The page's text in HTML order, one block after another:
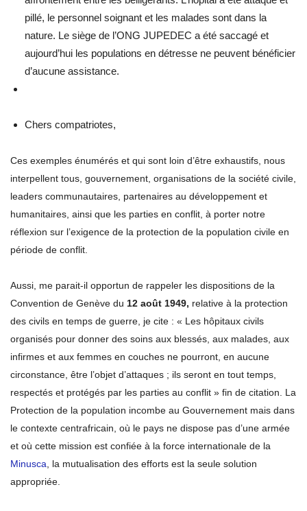
pillé, le personnel soignant et les malades sont dans la
nature. Le siège de l’ONG JUPEDEC a été saccagé et
aujourd’hui les populations en détresse ne peuvent bénéficier
d’aucune assistance.
Chers compatriotes,
Ces exemples énumérés et qui sont loin d’être exhaustifs, nous
interpellent tous, gouvernement, organisations de la société civile,
leaders communautaires, partenaires au développement et
humanitaires, ainsi que les parties en conflit, à porter notre
réflexion sur l’exigence de la protection de la population civile en
période de conflit.
Aussi, me parait-il opportun de rappeler les dispositions de la
Convention de Genève du 12 août 1949, relative à la protection
des civils en temps de guerre, je cite : « Les hôpitaux civils
organisés pour donner des soins aux blessés, aux malades, aux
infirmes et aux femmes en couches ne pourront, en aucune
circonstance, être l’objet d’attaques ; ils seront en tout temps,
respectés et protégés par les parties au conflit » fin de citation. La
Protection de la population incombe au Gouvernement mais dans
le contexte centrafricain, où le pays ne dispose pas d’une armée
et où cette mission est confiée à la force internationale de la
Minusca, la mutualisation des efforts est la seule solution
appropriée.